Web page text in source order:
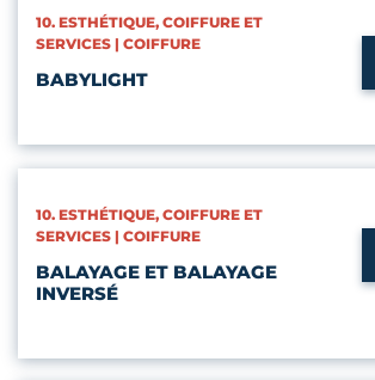
CATÉGORIES :
10. ESTHÉTIQUE, COIFFURE ET
SERVICES | COIFFURE
BABYLIGHT
CATÉGORIES :
10. ESTHÉTIQUE, COIFFURE ET
SERVICES | COIFFURE
BALAYAGE ET BALAYAGE
INVERSÉ